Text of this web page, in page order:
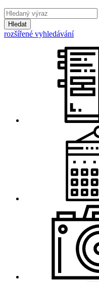
Hledat
rozšířené vyhledávání